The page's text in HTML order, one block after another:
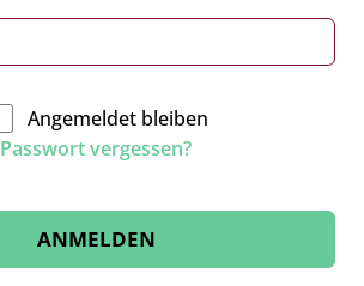
Angemeldet bleiben
Passwort vergessen?
ANMELDEN